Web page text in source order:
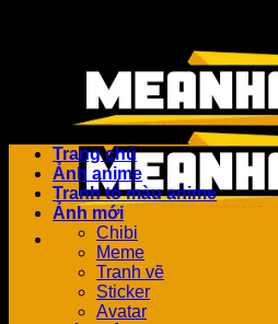
Trang chủ
Ảnh anime
Tranh tô màu anime
Ảnh mới
Chibi
Meme
Tranh vẽ
Sticker
Avatar